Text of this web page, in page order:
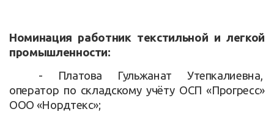
Номинация работник текстильной и легкой
промышленности:
- Платова Гульжанат Утепкалиевна,
оператор по складскому учёту ОСП «Прогресс»
ООО «Нордтекс»;